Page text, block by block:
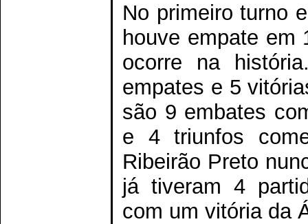
No primeiro turno
houve empate em
ocorre na
empates e 5
são 9 embates
e 4 triunfos
Ribeirão Preto
já tiveram 4
com um vitória da